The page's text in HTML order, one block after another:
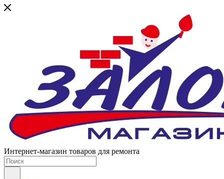
Интернет-магазин товаров для ремонта